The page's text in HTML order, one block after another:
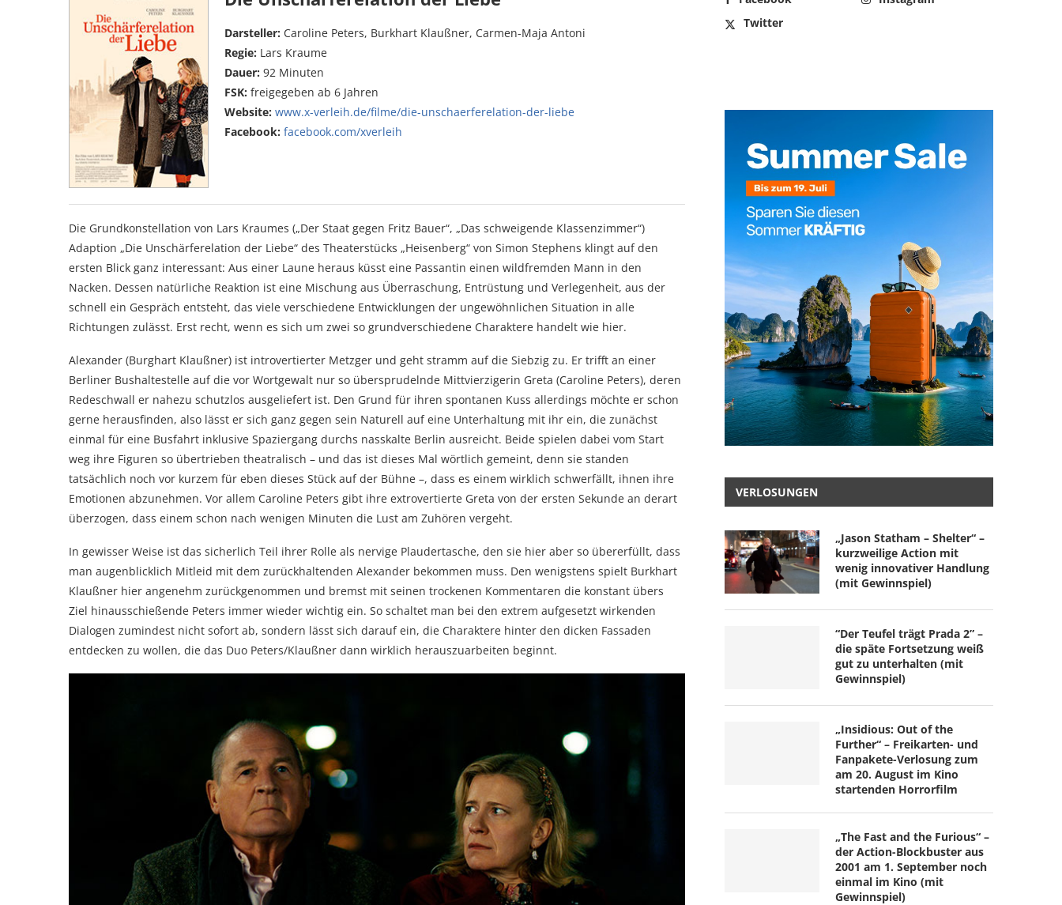
Darsteller: Caroline Peters, Burkhart Klaußner, Carmen-Maja Antoni
Regie: Lars Kraume
Dauer: 92 Minuten
FSK: freigegeben ab 6 Jahren
Website: www.x-verleih.de/filme/die-unschaerferelation-der-liebe
Facebook: facebook.com/xverleih
Die Grundkonstellation von Lars Kraumes („Der Staat gegen Fritz Bauer“, „Das schweigende Klassenzimmer“)
Adaption „Die Unschärferelation der Liebe“ des Theaterstücks „Heisenberg“ von Simon Stephens klingt auf den
ersten Blick ganz interessant: Aus einer Laune heraus küsst eine Passantin einen wildfremden Mann in den
Nacken. Dessen natürliche Reaktion ist eine Mischung aus Überraschung, Entrüstung und Verlegenheit, aus der
schnell ein Gespräch entsteht, das viele verschiedene Entwicklungen der ungewöhnlichen Situation in alle
Richtungen zulässt. Erst recht, wenn es sich um zwei so grundverschiedene Charaktere handelt wie hier.
Alexander (Burghart Klaußner) ist introvertierter Metzger und geht stramm auf die Siebzig zu. Er trifft an einer
Berliner Bushaltestelle auf die vor Wortgewalt nur so übersprudelnde Mittvierzigerin Greta (Caroline Peters), deren
Redeschwall er nahezu schutzlos ausgeliefert ist. Den Grund für ihren spontanen Kuss allerdings möchte er schon
gerne herausfinden, also lässt er sich ganz gegen sein Naturell auf eine Unterhaltung mit ihr ein, die zunächst
einmal für eine Busfahrt inklusive Spaziergang durchs nasskalte Berlin ausreicht. Beide spielen dabei vom Start
weg ihre Figuren so übertrieben theatralisch – und das ist dieses Mal wörtlich gemeint, denn sie standen
tatsächlich noch vor kurzem für eben dieses Stück auf der Bühne –, dass es einem wirklich schwerfällt, ihnen ihre
Emotionen abzunehmen. Vor allem Caroline Peters gibt ihre extrovertierte Greta von der ersten Sekunde an derart
überzogen, dass einem schon nach wenigen Minuten die Lust am Zuhören vergeht.
In gewisser Weise ist das sicherlich Teil ihrer Rolle als nervige Plaudertasche, den sie hier aber so übererfüllt, dass
man augenblicklich Mitleid mit dem zurückhaltenden Alexander bekommen muss. Den wenigstens spielt Burkhart
Klaußner hier angenehm zurückgenommen und bremst mit seinen trockenen Kommentaren die konstant übers
Ziel hinausschießende Peters immer wieder wichtig ein. So schaltet man bei den extrem aufgesetzt wirkenden
Dialogen zumindest nicht sofort ab, sondern lässt sich darauf ein, die Charaktere hinter den dicken Fassaden
entdecken zu wollen, die das Duo Peters/Klaußner dann wirklich herauszuarbeiten beginnt.
Twitter
VERLOSUNGEN
„Jason Statham – Shelter“ –
kurzweilige Action mit
wenig innovativer Handlung
(mit Gewinnspiel)
“Der Teufel trägt Prada 2” –
die späte Fortsetzung weiß
gut zu unterhalten (mit
Gewinnspiel)
„Insidious: Out of the
Further“ – Freikarten- und
Fanpakete-Verlosung zum
am 20. August im Kino
startenden Horrorfilm
„The Fast and the Furious“ –
der Action-Blockbuster aus
2001 am 1. September noch
einmal im Kino (mit
Gewinnspiel)